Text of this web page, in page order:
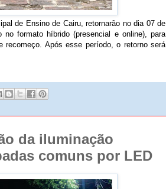
de Ensino de Cairu, retornarão no dia 07 de
formato híbrido (presencial e online), para
recomeço. Após esse período, o retorno será
da iluminação
comuns por LED